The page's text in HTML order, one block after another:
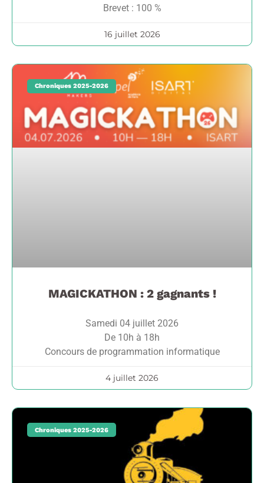
Brevet : 100 %
16 juillet 2026
Chroniques 2025-2026
MAGICKATHON : 2 gagnants !
Samedi 04 juillet 2026
De 10h à 18h
Concours de programmation informatique
4 juillet 2026
Chroniques 2025-2026